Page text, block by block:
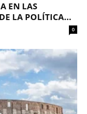
EN LAS
LA POLÍTICA...
0